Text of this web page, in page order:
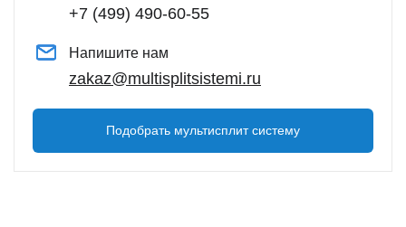
+7 (499) 490-60-55
Напишите нам
zakaz@multisplitsistemi.ru
Подобрать мультисплит систему